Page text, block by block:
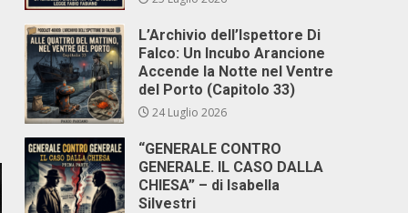
L’Archivio dell’Ispettore Di
Falco: Un Incubo Arancione
Accende la Notte nel Ventre
del Porto (Capitolo 33)
24 Luglio 2026
“GENERALE CONTRO
GENERALE. IL CASO DALLA
CHIESA” – di Isabella
Silvestri